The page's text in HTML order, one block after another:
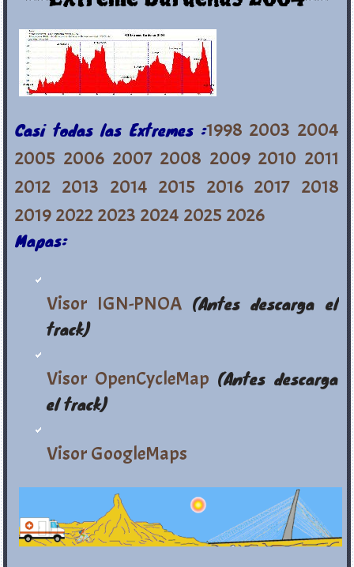
Casi todas las Extremes :1998 2003 2004
2005 2006 2007 2008 2009 2010 2011
2012 2013 2014 2015 2016 2017 2018
2019 2022 2023 2024 2025 2026
Mapas:
Visor IGN-PNOA(Antes descarga el
track)
Visor OpenCycleMap (Antes descarga
el track)
Visor GoogleMaps